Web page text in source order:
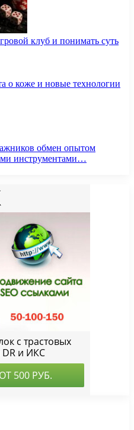
клуб и понимать суть
о коже и новые технологии
обмен опытом
инструментами…